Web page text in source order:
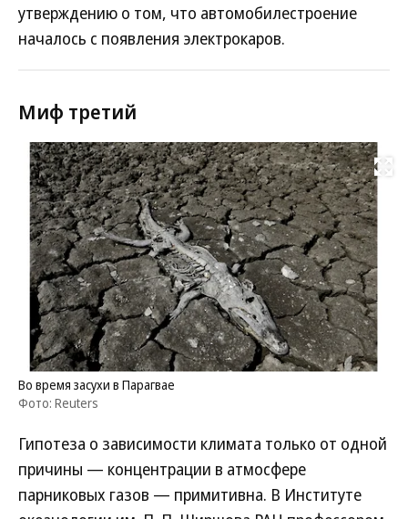
утверждению о том, что автомобилестроение
началось с появления электрокаров.
Миф третий
Во время засухи в Парагвае
Фото: Reuters
Гипотеза о зависимости климата только от одной
причины — концентрации в атмосфере
парниковых газов — примитивна. В Институте